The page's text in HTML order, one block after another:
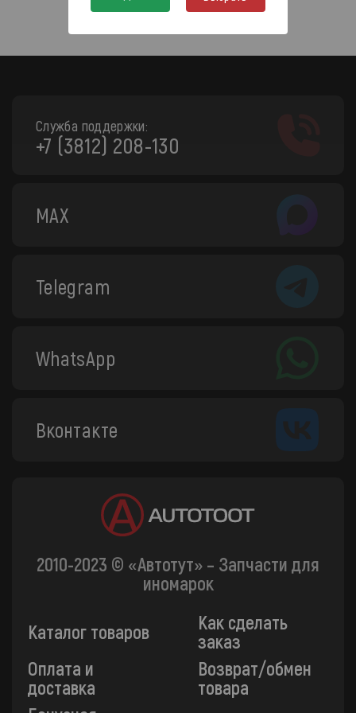
Служба поддержки:
+7 (3812) 208-130
MAX
Telegram
WhatsApp
Вконтакте
2010-2023 © «Автотут» – Запчасти для
иномарок
Каталог товаров
Как сделать
заказ
Оплата и
доставка
Возврат/обмен
товара